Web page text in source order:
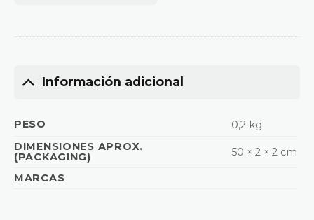
Información adicional
PESO
0,2 kg
DIMENSIONES APROX.
(PACKAGING)
50 × 2 × 2 cm
MARCAS